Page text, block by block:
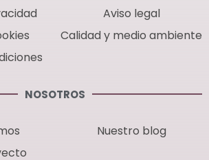
Aviso legal
Calidad y medio ambiente
NOSOTROS
Nuestro blog